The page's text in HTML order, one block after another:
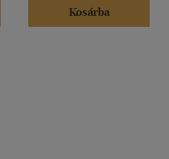
Kosárba